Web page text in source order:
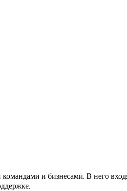
и бизнесами. В него